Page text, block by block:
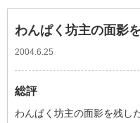
わんぱく坊主の面影
2004.6.25
総評
わんぱく坊主の面影を残し